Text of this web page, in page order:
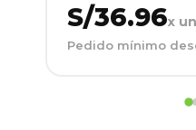
S/36.96x
Pedido mínimo